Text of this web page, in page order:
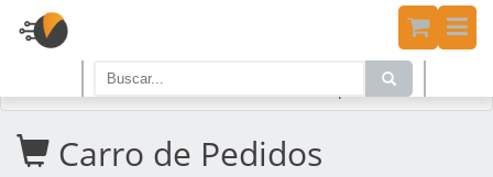
PRODUCTOS
Carro de Pedidos